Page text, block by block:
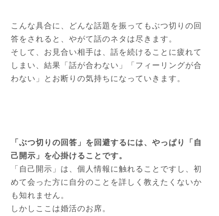
こんな具合に、どんな話題を振ってもぶつ切りの回
答をされると、やがて話のネタは尽きます。
そして、お見合い相手は、話を続けることに疲れて
しまい、結果「話が合わない」「フィーリングが合
わない」とお断りの気持ちになっていきます。
「ぶつ切りの回答」を回避するには、やっぱり「自
己開示」を心掛けることです。
「自己開示」は、個人情報に触れることですし、初
めて会った方に自分のことを詳しく教えたくないか
も知れません。
しかしここは婚活のお席。